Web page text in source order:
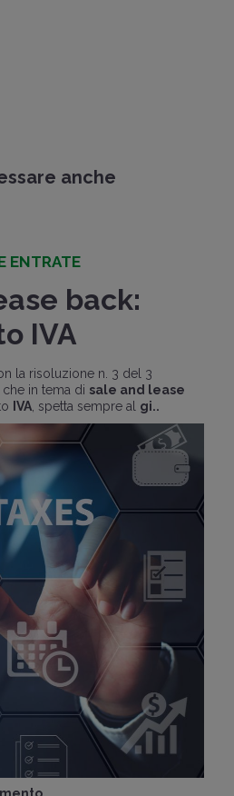
anche
ENTRATE
back:
IVA
la risoluzione n. 3 del 3
in tema di sale and lease
IVA , spetta sempre al gi..